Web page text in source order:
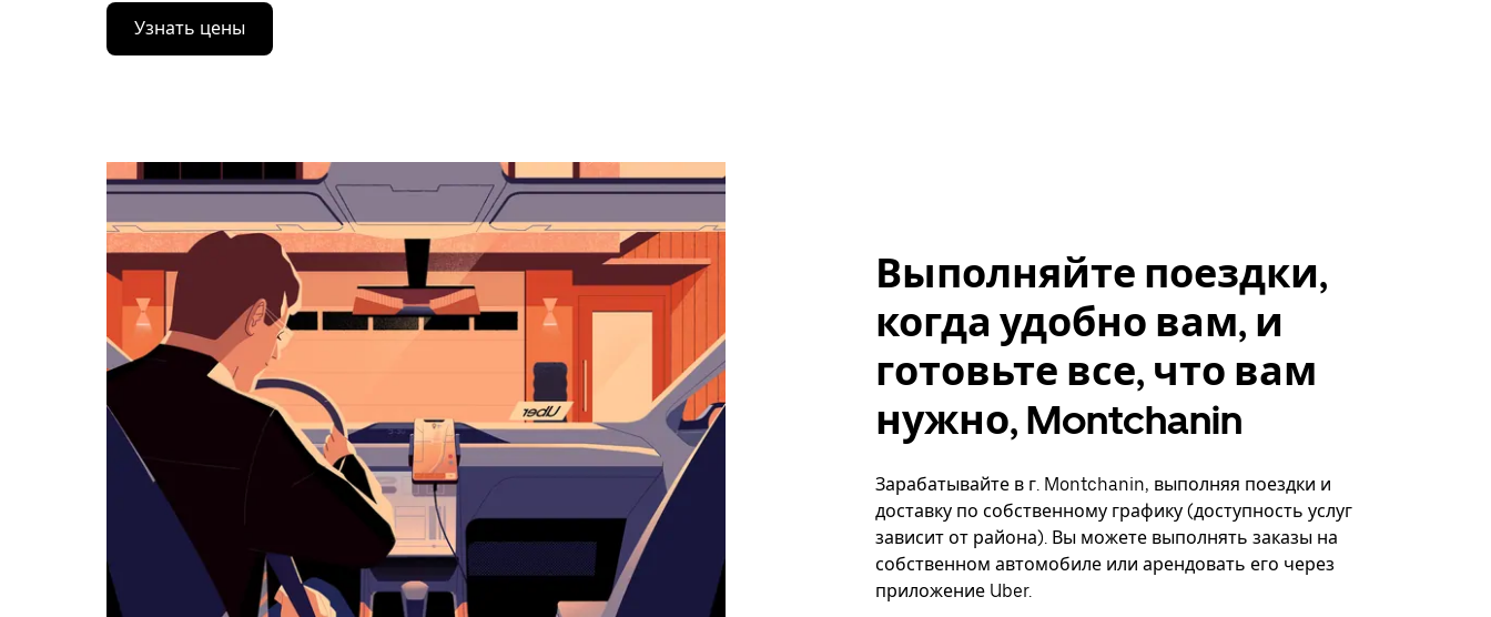
Нажмите
стрелку
вниз,
выбрать
дату.
закрыть
календарь,
нажмите
Esc.
Узнать цены
Выполняйте поездки,
когда удобно вам, и
готовьте все, что вам
нужно, Montchanin
Зарабатывайте в г. Montchanin, выполняя поездки и
доставку по собственному графику (доступность услуг
зависит от района). Вы можете выполнять заказы на
собственном автомобиле или арендовать его через
приложение Uber.